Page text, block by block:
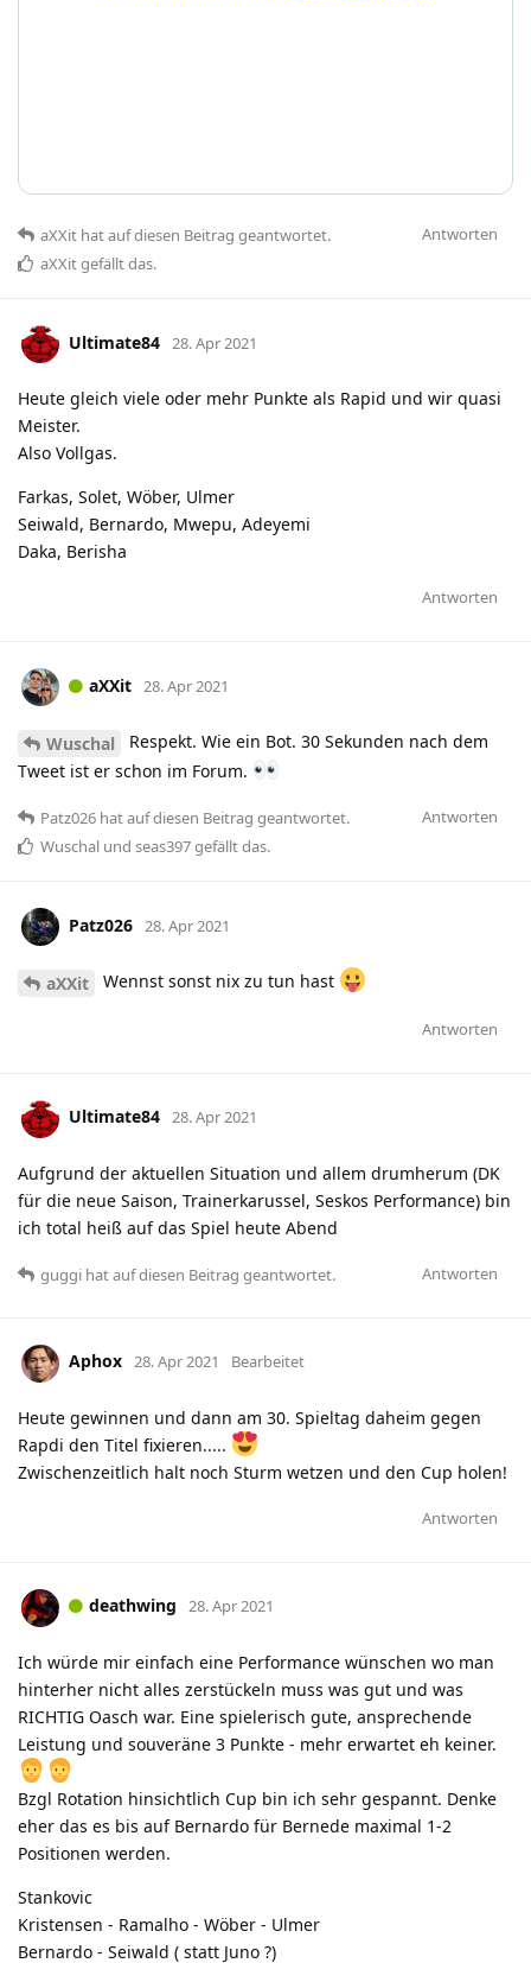
Antworten
aXXit hatauf diesen Beitrag geantwortet.
aXXitgefällt das.
Ultimate84 28. Apr 2021
Heute gleich viele oder mehr Punkte als Rapid und wir quasi
Meister.
Also Vollgas.
Farkas, Solet, Wöber, Ulmer
Seiwald, Bernardo, Mwepu, Adeyemi
Daka, Berisha
Antworten
aXXit 28. Apr 2021
Wuschal
Respekt. Wie ein Bot. 30 Sekunden nach dem
Tweet ist er schon im Forum.
Antworten
Patz026 hatauf diesen Beitrag geantwortet.
Wuschal und seas397gefällt das.
Patz026 28. Apr 2021
aXXit Wennst sonst nix zu tun hast
Antworten
Ultimate84 28. Apr 2021
Aufgrund der aktuellen Situation und allem drumherum (DK
für die neue Saison, Trainerkarussel, Seskos Performance) bin
ich total heiß auf das Spiel heute Abend
Antworten
guggi hatauf diesen Beitrag geantwortet.
Aphox 28. Apr 2021 Bearbeitet
Heute gewinnen und dann am 30. Spieltag daheim gegen
Rapdi den Titel fixieren.....
Zwischenzeitlich halt noch Sturm wetzen und den Cup holen!
Antworten
deathwing 28. Apr 2021
Ich würde mir einfach eine Performance wünschen wo man
hinterher nicht alles zerstückeln muss was gut und was
RICHTIG Oasch war. Eine spielerisch gute, ansprechende
Leistung und souveräne 3 Punkte - mehr erwartet eh keiner.
Bzgl Rotation hinsichtlich Cup bin ich sehr gespannt. Denke
eher das es bis auf Bernardo für Bernede maximal 1-2
Positionen werden.
Stankovic
Kristensen - Ramalho - Wöber - Ulmer
Bernardo - Seiwald ( statt Juno ?)